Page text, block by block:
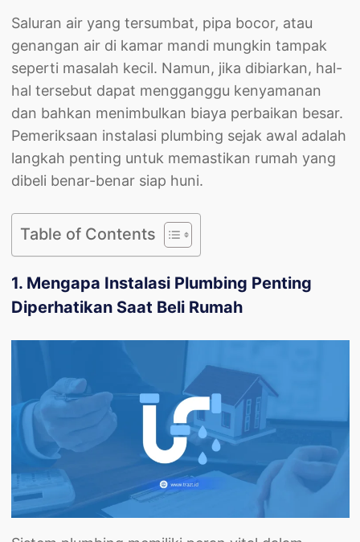
Saluran air yang tersumbat, pipa bocor, atau
genangan air di kamar mandi mungkin tampak
seperti masalah kecil. Namun, jika dibiarkan, hal-
hal tersebut dapat mengganggu kenyamanan
dan bahkan menimbulkan biaya perbaikan besar.
Pemeriksaan instalasi plumbing sejak awal adalah
langkah penting untuk memastikan rumah yang
dibeli benar-benar siap huni.
Table of Contents
1. Mengapa Instalasi Plumbing Penting
Diperhatikan Saat Beli Rumah